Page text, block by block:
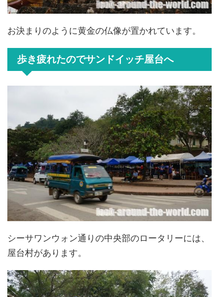
お決まりのように黄金の仏像が置かれています。
歩き疲れたのでサンドイッチ屋台へ
シーサワンウォン通りの中央部のロータリーには、
屋台村があります。